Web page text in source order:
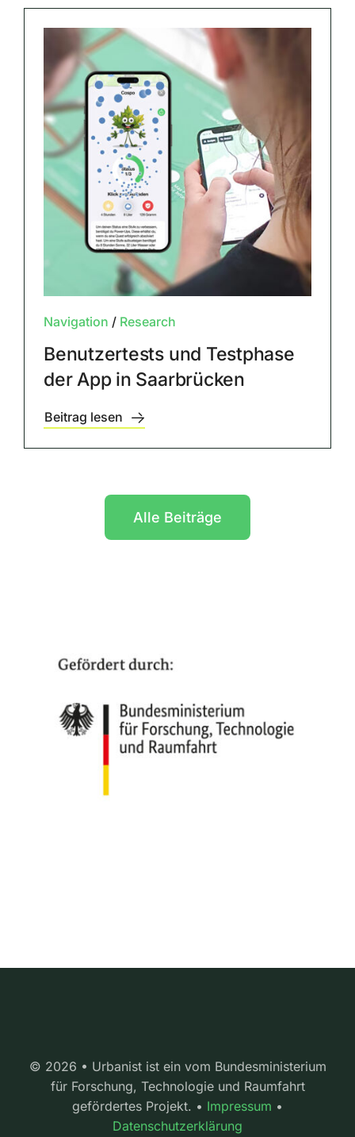
Navigation / Research
Benutzertests und Testphase
der App in Saarbrücken
Beitrag lesen
Alle Beiträge
© 2026 • Urbanist ist ein vom Bundesministerium
für Forschung, Technologie und Raumfahrt
gefördertes Projekt. • Impressum •
Datenschutzerklärung